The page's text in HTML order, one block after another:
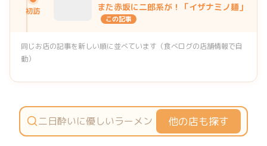
初訪 また赤坂に二郎系が！「イザナミノ麺」
この記事
同じお店の記事を新しい順に並べています（食べログの店舗情報で自
動）
他の店も探す